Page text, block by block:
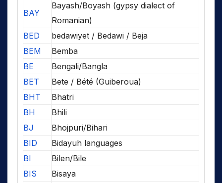
BAY
Bayash/Boyash (gypsy dialect of
Romanian)
BED
bedawiyet / Bedawi / Beja
BEM
Bemba
BE
Bengali/Bangla
BET
Bete / Bété (Guiberoua)
BHT
Bhatri
BH
Bhili
BJ
Bhojpuri/Bihari
BID
Bidayuh languages
BI
Bilen/Bile
BIS
Bisaya